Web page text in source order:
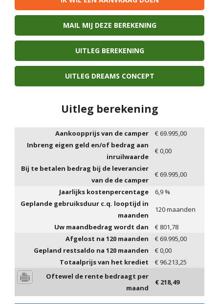
MAIL MIJ DEZE BEREKENING
UITLEG BEREKENING
UITLEG DREAMS CONCEPT
Uitleg berekening
Aankoopprijs van de camper € 69.995,00
Inbreng eigen geld en/of bedrag aan
inruilwaarde
€0,00
Bij te betalen bedrag bij de leverancier
van de de camper
€ 69.995,00
Jaarlijks kostenpercentage
6,9 %
Geplande gebruiksduur c.q. looptijd in
maanden
120maanden
Uw maandbedrag wordt dan
€ 801,78
Afgelost na 120 maanden € 69.995,00
Gepland restsaldo na 120 maanden €0,00
Totaalprijs van het krediet
€ 96.213,25
Oftewel de rente bedraagt per
maand
€ 218,49